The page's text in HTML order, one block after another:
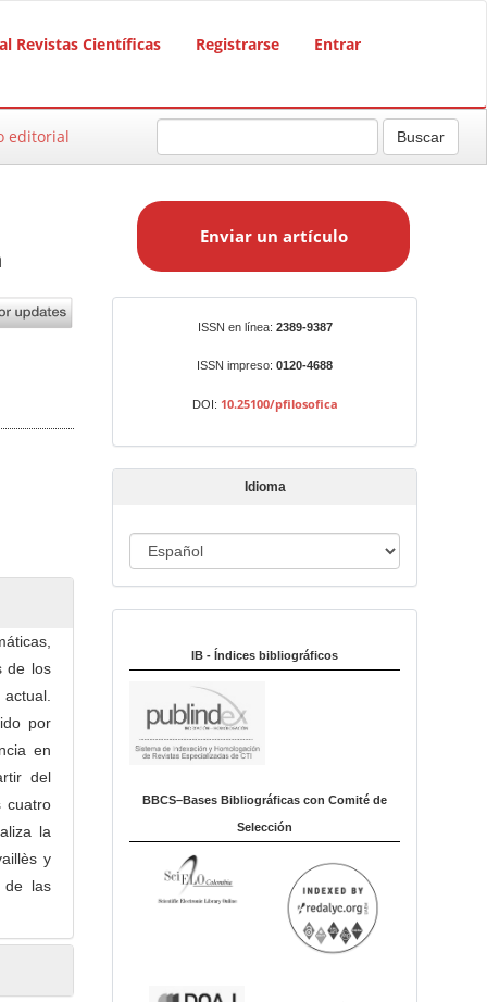
Revistas Científicas Registrarse Entrar
editorial Buscar
de los
actual.
por
en
del
cuatro
la
y
de las
a
t
í
o
Enviar un artículo
ISSN en línea: 2389-9387
ISSN impreso: 0120-4688
DOI: 10.25100/pfilosofica
Idioma
d
m
IB - Índices bibliográficos
BBCS–Bases Bibliográficas con Comité de
Selección